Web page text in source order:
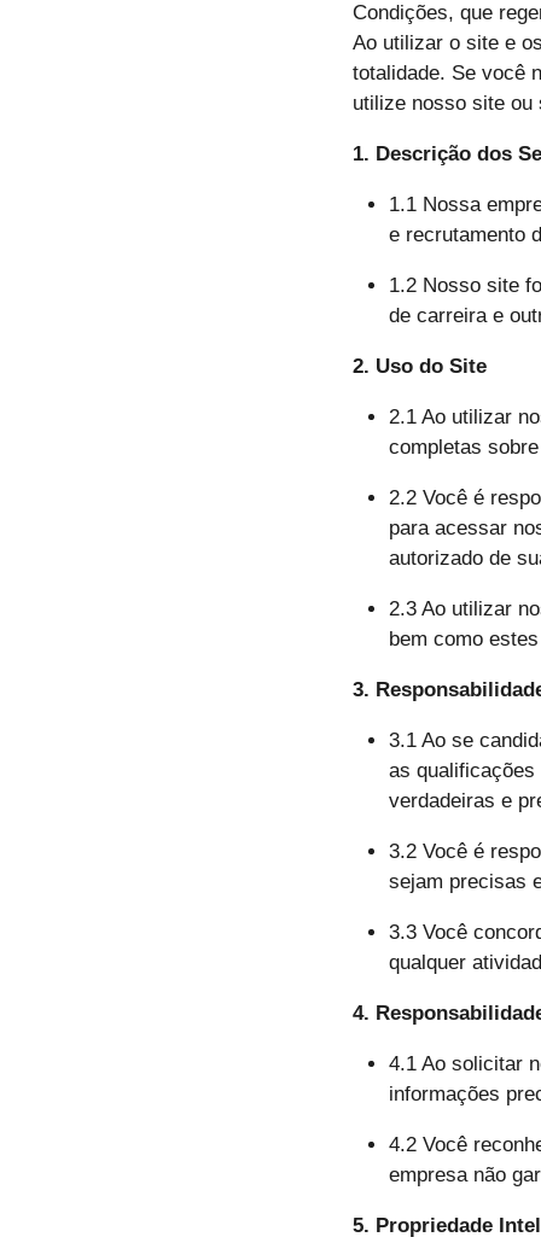
Condições, que
Ao utilizar o site e
totalidade. Se você
utilize nosso site ou
1. Descrição dos
1.1 Nossa
e recrutamento
1.2 Nosso site
de carreira e
2. Uso do Site
2.1 Ao utilizar
completas
2.2 Você é
para acessar
autorizado de
2.3 Ao utilizar
bem como
3.
3.1 Ao se
as
verdadeiras e
3.2 Você é
sejam precisas
3.3 Você
qualquer
4.
4.1 Ao solicitar
informações
4.2 Você
empresa não
5. Propriedade